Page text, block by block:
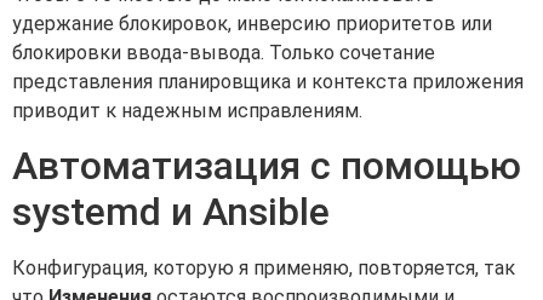
удержание блокировок, инверсию приоритетов или
блокировки ввода-вывода. Только сочетание
представления планировщика и контекста приложения
приводит к надежным исправлениям.
Автоматизация с помощью
systemd и Ansible
Конфигурация, которую я применяю, повторяется, так